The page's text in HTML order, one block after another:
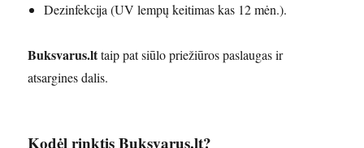
Dezinfekcija (UV lempų keitimas kas 12 mėn.).
Buksvarus.lttaip pat siūlo priežiūros paslaugas ir
atsargines dalis.
Kodėl rinktis Buksvarus.lt?